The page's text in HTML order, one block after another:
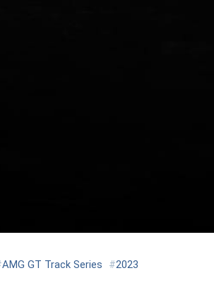
AMG GT Track Series #2023